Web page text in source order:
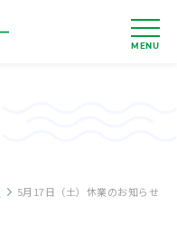
MENU
5月17日（土）休業のお知らせ